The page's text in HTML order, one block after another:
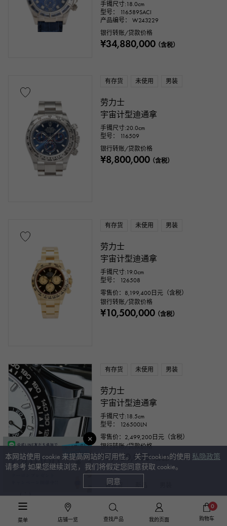
菜单 店铺一览 查找产品 我的页面
0
购物车
手镯尺寸:18.0cm
型号： 116589SACI
产品编号： W243229
银行转账/贷款价格
¥34,880,000（含税）
有存货 未使用 男装
劳力士
宇宙计型迪通拿
手镯尺寸:20.0cm
型号： 116509
银行转账/贷款价格
¥8,800,000（含税）
有存货 未使用 男装
劳力士
宇宙计型迪通拿
手镯尺寸:19.0cm
型号： 126508
零售价： 8,199,400 日元（含税）
银行转账/贷款价格
¥10,500,000（含税）
有存货 未使用 男装
劳力士
宇宙计型迪通拿
手镯尺寸:18.5cm
型号： 126500LN
零售价： 2,499,200 日元（含税）
银行转账/贷款价格
¥6,650,000（含税）
有存货
劳力士
宇宙计型迪通拿
本网站使用 cookie 来提高网站的可用性。 关于cookies的使用 私隐政策
请参考 如果您继续浏览，我们将假定您同意获取 cookie。
同意